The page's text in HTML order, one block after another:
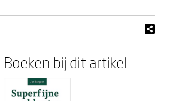
Boeken bij dit artikel